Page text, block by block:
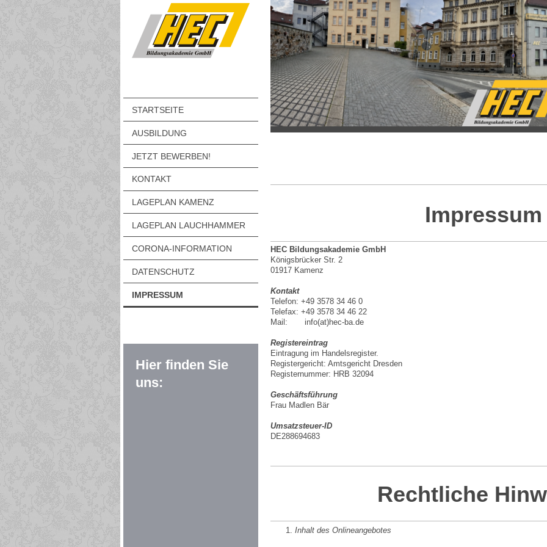
STARTSEITE
AUSBILDUNG
JETZT BEWERBEN!
KONTAKT
LAGEPLAN KAMENZ
LAGEPLAN LAUCHHAMMER
CORONA-INFORMATION
DATENSCHUTZ
IMPRESSUM
Hier finden Sie
uns:
Impressum
HEC Bildungsakademie GmbH
Königsbrücker Str. 2
01917 Kamenz
Kontakt
Telefon: +49 3578 34 46 0
Telefax: +49 3578 34 46 22
Mail: info(at)hec-ba.de
Registereintrag
Eintragung im Handelsregister.
Registergericht: Amtsgericht Dresden
Registernummer: HRB 32094
Geschäftsführung
Frau Madlen Bär
Umsatzsteuer-ID
DE288694683
Rechtliche
Inhalt des Onlineangebotes